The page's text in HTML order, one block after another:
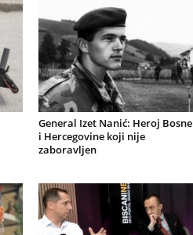
General Izet Nanić: Heroj Bosne
i Hercegovine koji nije
zaboravljen